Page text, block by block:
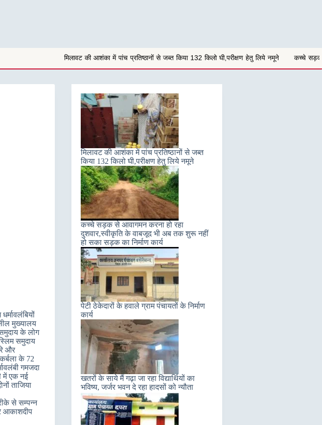
की आशंका में पांच प्रतिष्ठानों से जब्त किया 132 किलो घी,परीक्षण हेतु लिये नमूने कच्चे सड़क से आवागमन करना हो रहा
मुख्यालय
के लोग
समुदाय
और
के 72
गमजदा
में एक नई
ताजिया
से सम्पन्न
आकाशदीप
मिलावट की आशंका में पांच प्रतिष्ठानों से जब्त
किया 132 किलो घी,परीक्षण हेतु लिये नमूने
कच्चे सड़क से आवागमन करना हो रहा
दुशवार,स्वीकृति के वाबजूद भी अब तक शुरू नहीं
हो सका सड़क का निर्माण कार्य
पेटी ठेकेदारों के हवाले ग्राम पंचायतों के निर्माण
कार्य
खतरों के साये मैं गढ़ा जा रहा विद्यार्थियों का
भविष्य, जर्जर भवन दे रहा हादसों को न्यौता